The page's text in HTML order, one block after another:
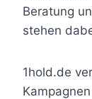
Beratung
stehen
1hold.de